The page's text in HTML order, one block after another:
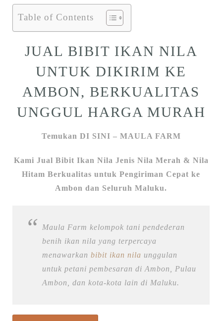
Table of Contents
JUAL BIBIT IKAN NILA
UNTUK DIKIRIM KE
AMBON, BERKUALITAS
UNGGUL HARGA MURAH
Temukan DI SINI – MAULA FARM
Kami Jual Bibit Ikan Nila Jenis Nila Merah & Nila
Hitam Berkualitas untuk Pengiriman Cepat ke
Ambon dan Seluruh Maluku.
Maula Farm kelompok tani pendederan
benih ikan nila yang terpercaya
menawarkan bibit ikan nila unggulan
untuk petani pembesaran di Ambon, Pulau
Ambon, dan kota-kota lain di Maluku.